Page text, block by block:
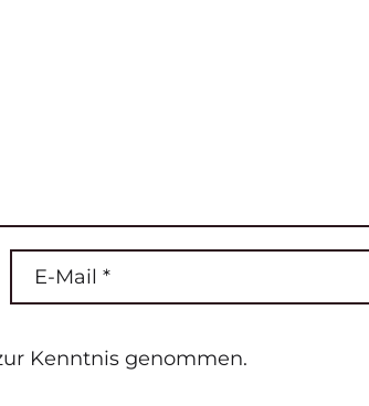
Kenntnis genommen.